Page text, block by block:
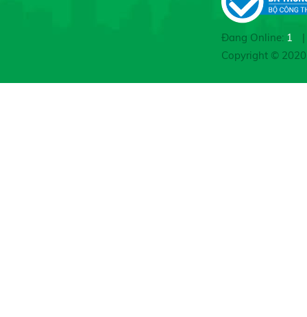
Đang Online: 1
|
Copyright ©